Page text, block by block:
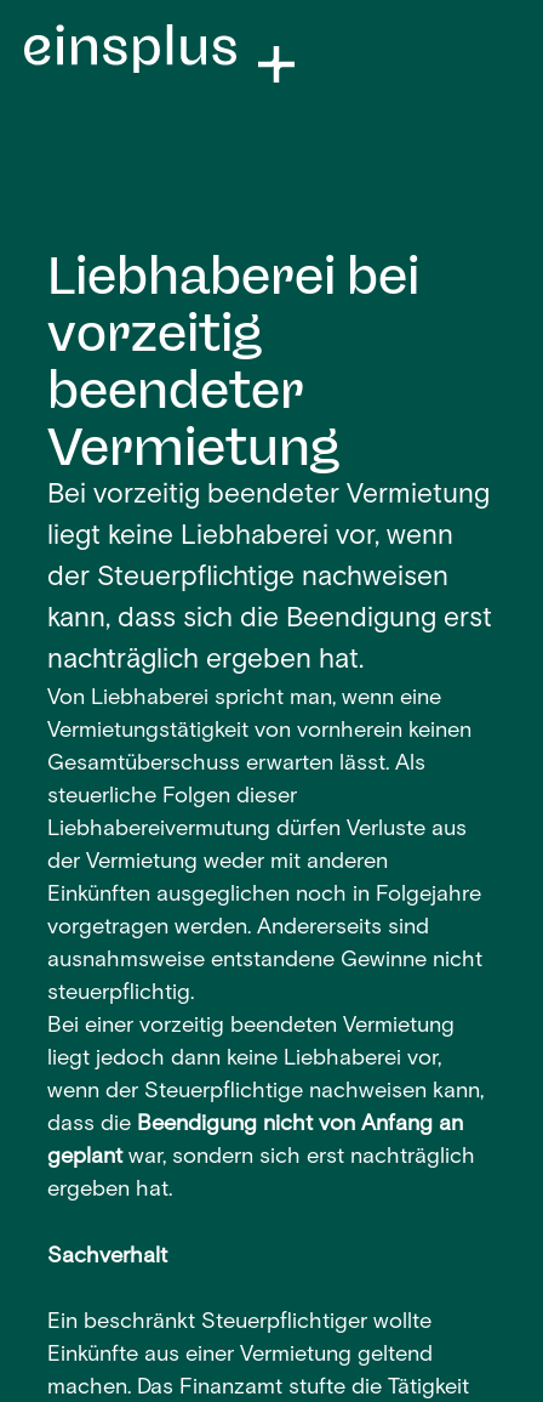
Liebhaberei bei
vorzeitig
beendeter
Vermietung
Bei vorzeitig beendeter Vermietung
liegt keine Liebhaberei vor, wenn
der Steuerpflichtige nachweisen
kann, dass sich die Beendigung erst
nachträglich ergeben hat.
Von Liebhaberei spricht man, wenn eine
Vermietungstätigkeit von vornherein keinen
Gesamtüberschuss erwarten lässt. Als
steuerliche Folgen dieser
Liebhabereivermutung dürfen Verluste aus
der Vermietung weder mit anderen
Einkünften ausgeglichen noch in Folgejahre
vorgetragen werden. Andererseits sind
ausnahmsweise entstandene Gewinne nicht
steuerpflichtig.
Bei einer vorzeitig beendeten Vermietung
liegt jedoch dann keine Liebhaberei vor,
wenn der Steuerpflichtige nachweisen kann,
dass die Beendigung nicht von Anfang an
geplantwar, sondern sich erst nachträglich
ergeben hat.
Sachverhalt
Ein beschränkt Steuerpflichtiger wollte
Einkünfte aus einer Vermietung geltend
machen. Das Finanzamt stufte die Tätigkeit